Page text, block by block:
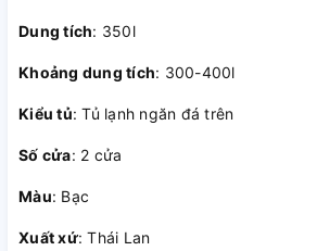
Dung tích: 350l
Khoảng dung tích: 300-400l
Kiểu tủ: Tủ lạnh ngăn đá trên
Số cửa: 2 cửa
Màu: Bạc
Xuất xứ: Thái Lan